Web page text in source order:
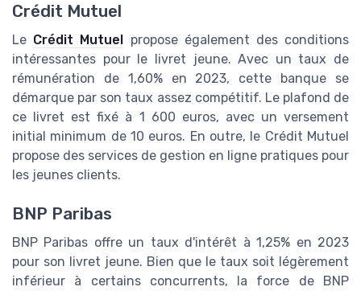
Crédit Mutuel
Le Crédit Mutuel propose également des conditions
intéressantes pour le livret jeune. Avec un taux de
rémunération de 1,60% en 2023, cette banque se
démarque par son taux assez compétitif. Le plafond de
ce livret est fixé à 1 600 euros, avec un versement
initial minimum de 10 euros. En outre, le Crédit Mutuel
propose des services de gestion en ligne pratiques pour
les jeunes clients.
BNP Paribas
BNP Paribas offre un taux d'intérêt à 1,25% en 2023
pour son livret jeune. Bien que le taux soit légèrement
inférieur à certains concurrents, la force de BNP